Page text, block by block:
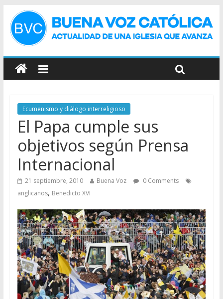
Ecumenismo y diálogo interreligioso
El Papa cumple sus
objetivos según Prensa
Internacional
21 septiembre, 2010 Buena Voz
0 Comments
anglicanos, Benedicto XVI